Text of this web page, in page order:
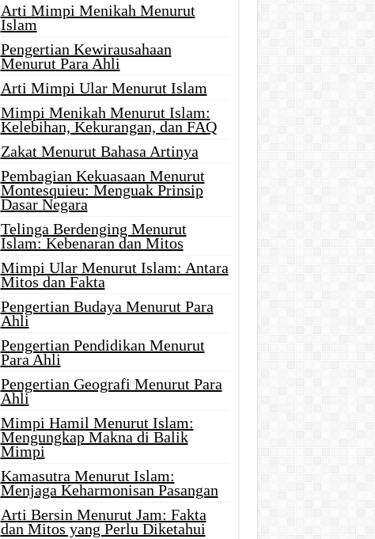
Arti Mimpi Menikah Menurut
Islam
Pengertian Kewirausahaan
Menurut Para Ahli
Arti Mimpi Ular Menurut Islam
Mimpi Menikah Menurut Islam:
Kelebihan, Kekurangan, dan FAQ
Zakat Menurut Bahasa Artinya
Pembagian Kekuasaan Menurut
Montesquieu: Menguak Prinsip
Dasar Negara
Telinga Berdenging Menurut
Islam: Kebenaran dan Mitos
Mimpi Ular Menurut Islam: Antara
Mitos dan Fakta
Pengertian Budaya Menurut Para
Ahli
Pengertian Pendidikan Menurut
Para Ahli
Pengertian Geografi Menurut Para
Ahli
Mimpi Hamil Menurut Islam:
Mengungkap Makna di Balik
Mimpi
Kamasutra Menurut Islam:
Menjaga Keharmonisan Pasangan
Arti Bersin Menurut Jam: Fakta
dan Mitos yang Perlu Diketahui